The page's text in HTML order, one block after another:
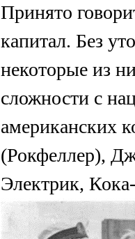
Принято
капитал. Без
некоторые из
сложности с
американских
(Рокфеллер),
Электрик,